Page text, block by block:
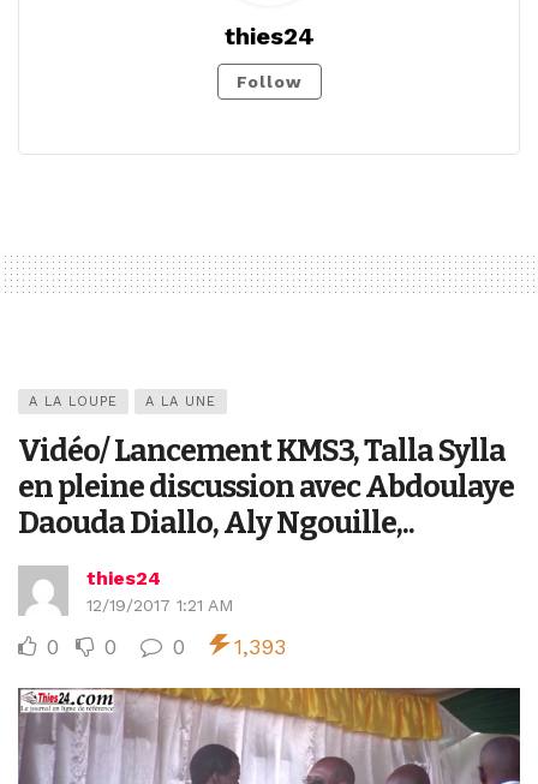
thies24
Follow
A LA LOUPE A LA UNE
Vidéo/ Lancement KMS3, Talla Sylla
en pleine discussion avec Abdoulaye
Daouda Diallo, Aly Ngouille,..
thies24
12/19/2017 1:21 AM
0 0 0 1,393